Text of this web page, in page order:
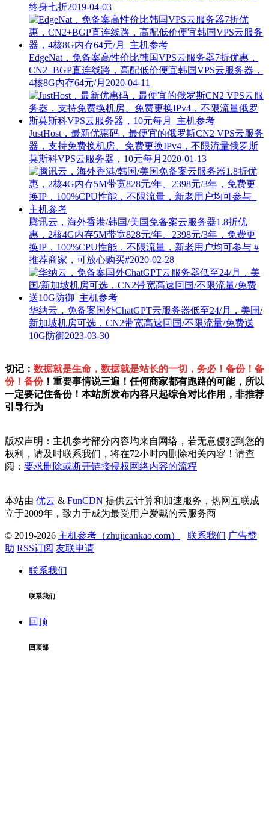
终身七折2019-04-03
EdgeNat，免备案高性价比韩国VPS云服务器7折优惠，
CN2+BGP直连线路，高配低价便宜韩国VPS云服务器，
4核8G内存64元/月 2020-04-11
JustHost，最新优惠码，最便宜的俄罗斯CN2 VPS云服务
器，支持免费换机房、免费更换IPv4，不限流量俄罗斯
莫斯科VPS云服务器，10元每月 2020-01-13
腾讯云，海外香港/韩国/美国免备案云服务器1.8折优
惠，2核4G内存5M带宽828元/年、2398元/3年，免费更
换IP，100%CPU性能，不限流量，新老用户均可参与 #
推荐商家，可放心购买#2020-02-28
华纳云，免备案国外ChatGPT云服务器低至24/月，美国/
新加坡机房可选，CN2带宽高速回国/不限流量/免费送
10G防御2023-03-30
切记： 数据就是生命，数据就是站长的一切，务必！备份！备
份！备份！重要事情说三遍！任何商家都有跑路的可能，所以
一定要记住备份！本站所发布内容只起综合对比作用，非推荐
引导行为
版权声明：主机参考部分内容均来自网络，若无意侵犯到您的
权利，请及时联系我们，将在72小时内删除相关内容！请查
阅： 要求删除或断开链接侵权网络内容的流程
本站由 优云 & FunCDN 提供云计算和加速服务，热网互联成
立于2009年，致力于成为最受用户爱戴的云服务商
© 2019-2026 主机参考（zhujicankao.com） 联系我们 广告赞
助 RSS订阅 友联申请
联系我们
联系我们
回顶
回顶部